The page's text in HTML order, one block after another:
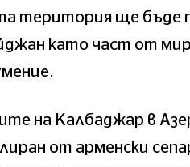
територия ще бъде
като част от
на Калбаджар в
от арменски